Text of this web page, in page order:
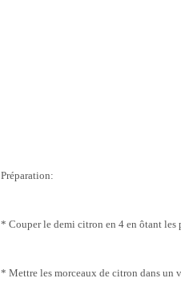
Préparation:
* Couper le demi citron en 4 en ôtant les
* Mettre les morceaux de citron dans un